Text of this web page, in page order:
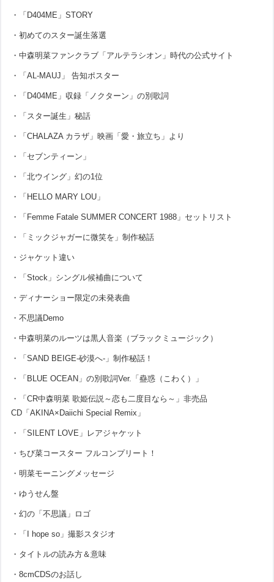
・「D404ME」STORY
・初めてのスター誕生落選
・中森明菜ファンクラブ「アルテラシオン」時代の公式サイト
・「AL-MAUJ」 告知ポスター
・「D404ME」収録「ノクターン」の別歌詞
・「スター誕生」秘話
・「CHALAZA カラザ」映画「愛・旅立ち」より
・「セブンティーン」
・「北ウイング」幻の1位
・「HELLO MARY LOU」
・「Femme Fatale SUMMER CONCERT 1988」セットリスト
・「ミックジャガーに微笑を」制作秘話
・ジャケット違い
・「Stock」シングル候補曲について
・ディナーショー限定の未発表曲
・不思議Demo
・中森明菜のルーツは黒人音楽（ブラックミュージック）
・「SAND BEIGE-砂漠へ-」制作秘話！
・「BLUE OCEAN」の別歌詞Ver.「蠱惑（こわく）」
・「CR中森明菜 歌姫伝説～恋も二度目なら～」非売品
CD「AKINA×Daiichi Special Remix」
・「SILENT LOVE」レアジャケット
・ちび菜コースター フルコンプリート！
・明菜モーニングメッセージ
・ゆうせん盤
・幻の「不思議」ロゴ
・「I hope so」撮影スタジオ
・タイトルの読み方＆意味
・8cmCDSのお話し